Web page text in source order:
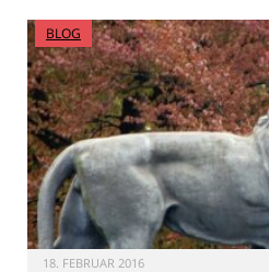
BLOG
18. FEBRUAR 2016